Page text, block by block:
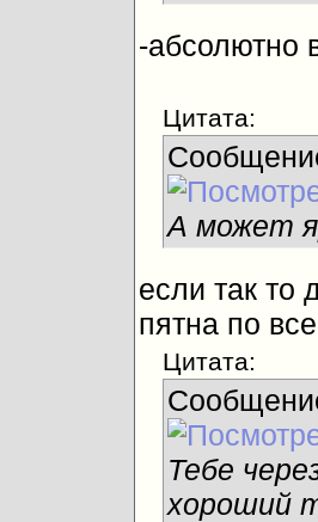
-абсолютно
Цитата:
А может
если так то
пятна по
Цитата:
Тебе
хороший